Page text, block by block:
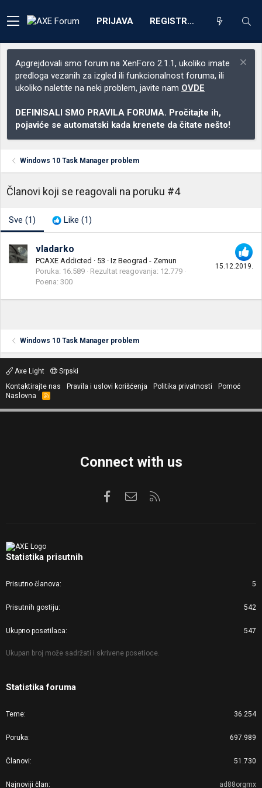
PRIJAVA REGISTRACIJA
Apgrejdovali smo forum na XenForo 2.1.1, ukoliko imate
predloga vezanih za izgled ili funkcionalnost foruma, ili
ukoliko naletite na neki problem, javite nam OVDE
DEFINISALI SMO PRAVILA FORUMA. Pročitajte ih,
pojaviće se automatski kada krenete da čitate nešto!
Windows 10 Task Manager problem
Članovi koji se reagovali na poruku #4
Sve (1) Like (1)
15.12.2019.
vladarko
PCAXE Addicted · 53 · Iz Beograd - Zemun
Poruka 16.589 Rezultat reagovanja 12.779
Poena 300
Windows 10 Task Manager problem
Axe Light
Srpski
Kontaktirajte nas
Pravila i uslovi korišćenja Politika privatnosti
Pomoć
Naslovna
R
S
Connect with us
FacebookKontaktirajte nas
Statistika prisutnih
Prisutno članova 5
Prisutnih gostiju 542
Ukupno posetilaca 547
Ukupan broj može sadržati i skrivene posetioce.
Statistika foruma
Teme 36.254
Poruka 697.989
Članovi 51.730
Najnoviji član ad88orgmx